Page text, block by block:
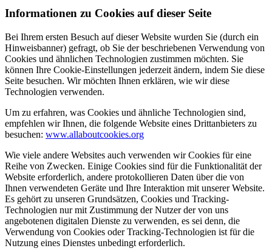
Informationen zu Cookies auf dieser Seite
Bei Ihrem ersten Besuch auf dieser Website wurden Sie (durch ein
Hinweisbanner) gefragt, ob Sie der beschriebenen Verwendung von
Cookies und ähnlichen Technologien zustimmen möchten. Sie
können Ihre Cookie-Einstellungen jederzeit ändern, indem Sie diese
Seite besuchen. Wir möchten Ihnen erklären, wie wir diese
Technologien verwenden.
Um zu erfahren, was Cookies und ähnliche Technologien sind,
empfehlen wir Ihnen, die folgende Website eines Drittanbieters zu
besuchen: www.allaboutcookies.org
Wie viele andere Websites auch verwenden wir Cookies für eine
Reihe von Zwecken. Einige Cookies sind für die Funktionalität der
Website erforderlich, andere protokollieren Daten über die von
Ihnen verwendeten Geräte und Ihre Interaktion mit unserer Website.
Es gehört zu unseren Grundsätzen, Cookies und Tracking-
Technologien nur mit Zustimmung der Nutzer der von uns
angebotenen digitalen Dienste zu verwenden, es sei denn, die
Verwendung von Cookies oder Tracking-Technologien ist für die
Nutzung eines Dienstes unbedingt erforderlich.